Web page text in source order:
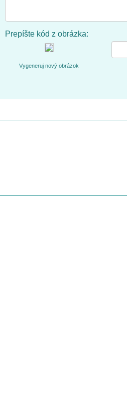
Prepíšte kód z obrázka:
Vygeneruj nový obrázok